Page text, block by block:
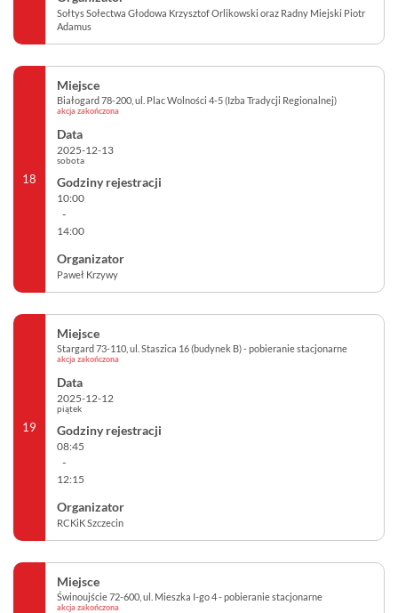
Sołtys Sołectwa Głodowa Krzysztof Orlikowski oraz Radny Miejski Piotr
Adamus
18
Białogard 78-200, ul. Plac Wolności 4-5 (Izba Tradycji Regionalnej)
akcja zakończona
2025-12-13
sobota
10:00
-
14:00
Paweł Krzywy
19
Stargard 73-110, ul. Staszica 16 (budynek B) - pobieranie stacjonarne
akcja zakończona
2025-12-12
piątek
08:45
-
12:15
RCKiK Szczecin
Świnoujście 72-600, ul. Mieszka I-go 4 - pobieranie stacjonarne
akcja zakończona